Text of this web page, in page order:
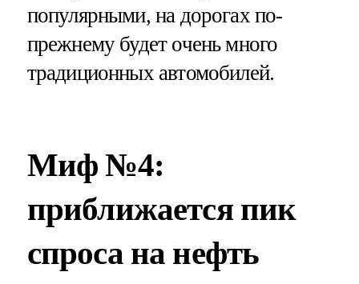
популярными, на дорогах по-
прежнему будет очень много
традиционных автомобилей.
Миф №4:
приближается пик
спроса на нефть